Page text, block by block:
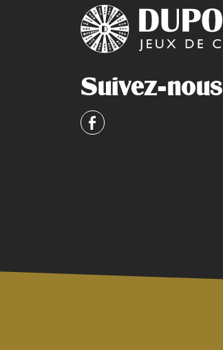
Suivez-nous
Facebook